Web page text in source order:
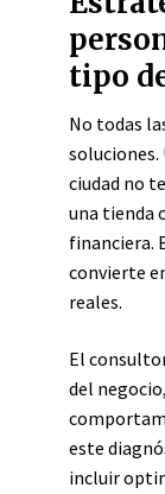
tipo
No todas
soluciones.
ciudad no
una tienda
financiera.
convierte
reales.
El
del
este
incluir